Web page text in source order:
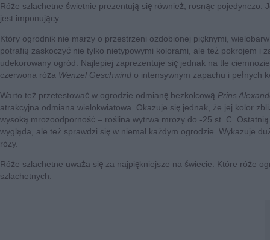
Róże szlachetne świetnie prezentują się również, rosnąc
jest imponujący.
Który ogrodnik nie marzy o przestrzeni ozdobionej pięknymi,
potrafią zaskoczyć nie tylko nietypowymi kolorami, ale też pokrojem i
udekorowany ogród. Najlepiej zaprezentuje się jednak na tle
czerwona róża Wenzel Geschwind o intensywnym zapachu i pełnych
Warto też przetestować w ogrodzie odmianę bezkolcową Prins
atrakcyjna odmiana wielokwiatowa. Okazuje się jednak, że jej kolor
wysoką mrozoodporność – roślina wytrwa mrozy do -25 st. C.
wygląda, ale też sprawdzi się w niemal każdym ogrodzie. Wykazuje
róży.
Róże szlachetne uważa się za najpiękniejsze na świecie. Które róże
szlachetnych.